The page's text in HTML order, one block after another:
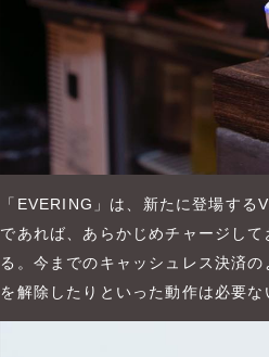
「EVERING」は、新たに登場す
であれば、あらかじめチャージし
る。今までのキャッシュレス決済
を解除したりといった動作は必要